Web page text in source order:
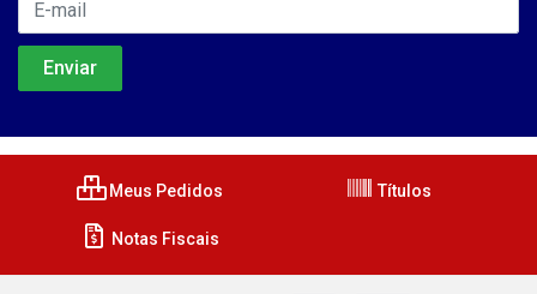
Meus Pedidos Títulos
Notas Fiscais